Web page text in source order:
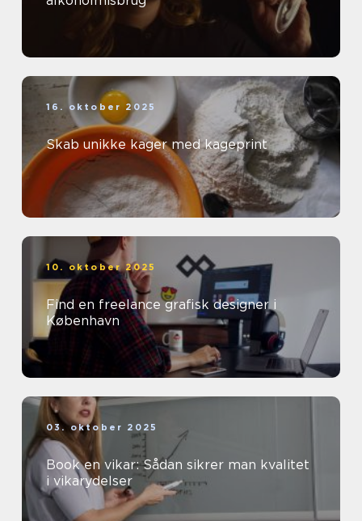
16. oktober 2025
Skab unikke kager med kageprint
10. oktober 2025
Find en freelance grafisk designer i
København
03. oktober 2025
Book en vikar: Sådan sikrer man kvalitet
i vikarydelser